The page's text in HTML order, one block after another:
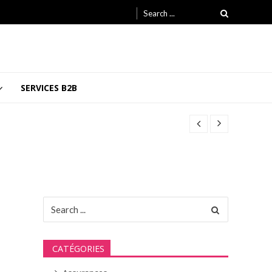
Search
for:
SERVICES B2B
for:
CATÉGORIES